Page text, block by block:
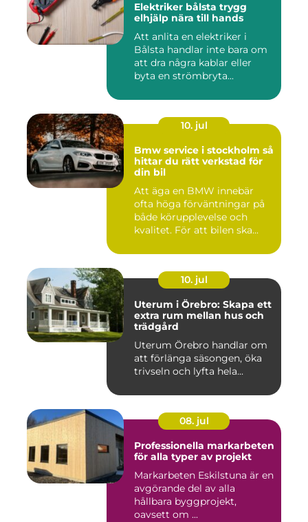
Elektriker bålsta trygg
elhjälp nära till hands
Att anlita en elektriker i
Bålsta handlar inte bara om
att dra några kablar eller
byta en strömbryta...
10. jul
Bmw service i stockholm så
hittar du rätt verkstad för
din bil
Att äga en BMW innebär
ofta höga förväntningar på
både körupplevelse och
kvalitet. För att bilen ska...
10. jul
Uterum i Örebro: Skapa ett
extra rum mellan hus och
trädgård
Uterum Örebro handlar om
att förlänga säsongen, öka
trivseln och lyfta hela...
08. jul
Professionella markarbeten
för alla typer av projekt
Markarbeten Eskilstuna är en
avgörande del av alla
hållbara byggprojekt,
oavsett om ...